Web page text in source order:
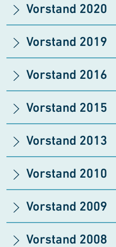
Vorstand 2020
Vorstand 2019
Vorstand 2016
Vorstand 2015
Vorstand 2013
Vorstand 2010
Vorstand 2009
Vorstand 2008